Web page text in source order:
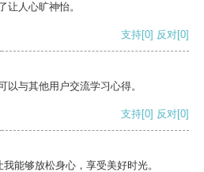
让人心旷神怡。
支持[0] 反对[0]
与其他用户交流学习心得。
支持[0] 反对[0]
能够放松身心，享受美好时光。